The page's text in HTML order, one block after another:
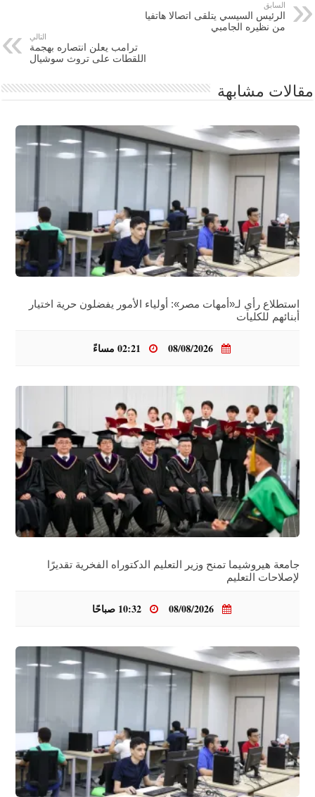
السابق
الرئيس السيسي يتلقى اتصالا هاتفيا
من نظيره الجامبي
التالي
ترامب يعلن انتصاره بهجمة
اللقطات على تروث سوشيال
مقالات مشابهة
استطلاع رأي لـ«أمهات مصر»: أولياء الأمور يفضلون حرية اختيار
أبنائهم للكليات
جامعة هيروشيما تمنح وزير التعليم الدكتوراه الفخرية تقديرًا
لإصلاحات التعليم